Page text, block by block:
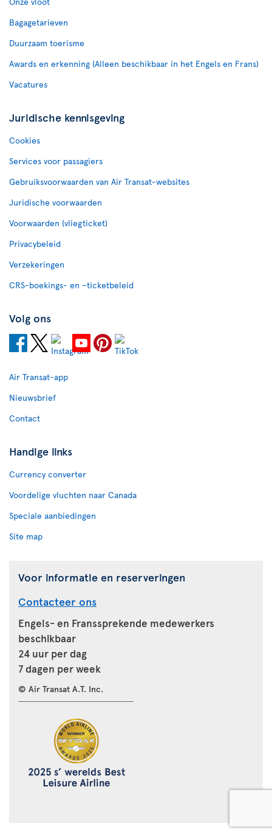
Bagagetarieven
Duurzaam toerisme
Awards en erkenning (Alleen beschikbaar in het Engels en Frans)
Vacatures
Juridische kennisgeving
Cookies
Services voor passagiers
Gebruiksvoorwaarden van Air Transat-websites
Juridische voorwaarden
Voorwaarden (vliegticket)
Privacybeleid
Verzekeringen
CRS-boekings- en –ticketbeleid
Volg ons
Air Transat-app
Nieuwsbrief
Contact
Handige links
Currency converter
Voordelige vluchten naar Canada
Speciale aanbiedingen
Site map
Voor informatie en reserveringen
Contacteer ons
Engels- en Franssprekende medewerkers
beschikbaar
24 uur per dag
7 dagen per week
© Air Transat A.T. Inc.